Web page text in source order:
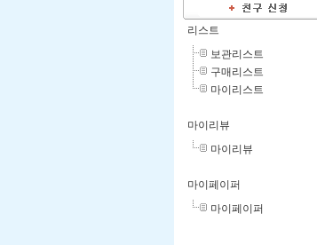
리스트
보관리스트
구매리스트
마이리스트
마이리뷰
마이리뷰
마이페이퍼
마이페이퍼